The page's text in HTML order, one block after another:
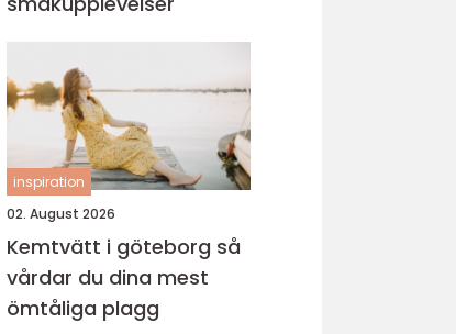
inspiration
02. August 2026
Kemtvätt i göteborg så
vårdar du dina mest
ömtåliga plagg